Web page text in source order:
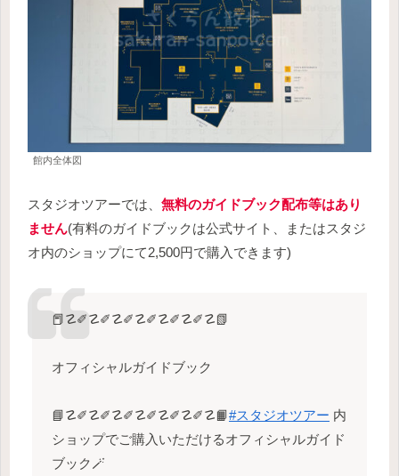
館内全体図
スタジオツアーでは、 無料のガイドブック配布等はあり
ません(有料のガイドブックは公式サイト、またはスタジ
オ内のショップにて2,500円で購入できます)
📕☡✐☡✐☡✐☡✐☡✐☡✐☡📗
オフィシャルガイドブック
📘☡✐☡✐☡✐☡✐☡✐☡✐☡📙#スタジオツアー 内
ショップでご購入いただけるオフィシャルガイド
ブック🪄